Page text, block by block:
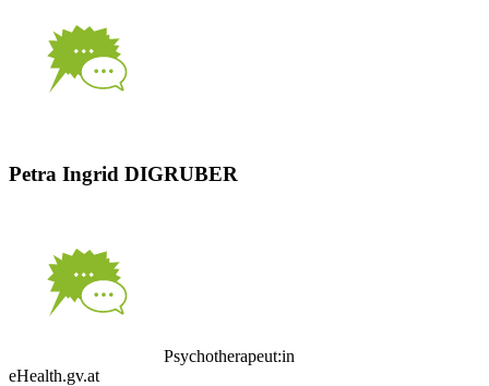
Petra Ingrid DIGRUBER
Psychotherapeut:in
eHealth.gv.at